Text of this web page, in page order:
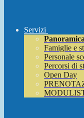
Servizi
Panoramica
Famiglie e
Personale
Percorsi di
Open Day